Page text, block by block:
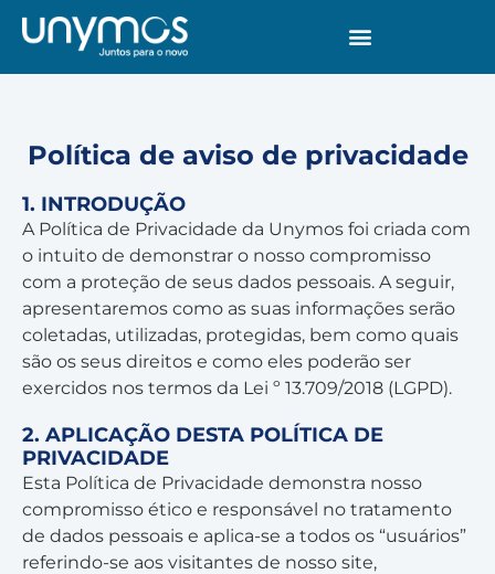
Política de aviso de privacidade
1. INTRODUÇÃO
A Política de Privacidade da Unymos foi criada com
o intuito de demonstrar o nosso compromisso
com a proteção de seus dados pessoais. A seguir,
apresentaremos como as suas informações serão
coletadas, utilizadas, protegidas, bem como quais
são os seus direitos e como eles poderão ser
exercidos nos termos da Lei º 13.709/2018 (LGPD).
2. APLICAÇÃO DESTA POLÍTICA DE
PRIVACIDADE
Esta Política de Privacidade demonstra nosso
compromisso ético e responsável no tratamento
de dados pessoais e aplica-se a todos os “usuários”
referindo-se aos visitantes de nosso site,